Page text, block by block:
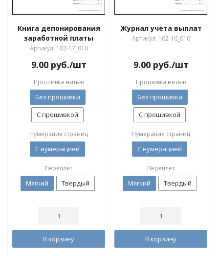
Книга депонирования
заработной платы
Артикул: 102-17_010
9.00руб./шт
Прошивка нитью
Без прошивки
С прошивкой
Нумерация страниц
С нумерацией
Переплет
Мягкий Твердый
В корзину
Журнал учета выплат
Артикул: 102-16_010
9.00руб./шт
Прошивка нитью
Без прошивки
С прошивкой
Нумерация страниц
С нумерацией
Переплет
Мягкий Твердый
В корзину